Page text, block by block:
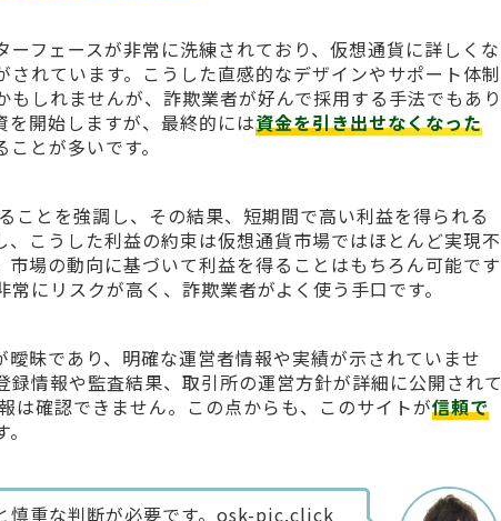
フェースが非常に洗練されており、仮想通貨に詳しくな
れています。こうした直感的なデザインやサポート体制
しれませんが、詐欺業者が好んで採用する手法でもあり
を開始しますが、最終的には資金を引き出せなくなった
とが多いです。
とを強調し、その結果、短期間で高い利益を得られる
こうした利益の約束は仮想通貨市場ではほとんど実現不
場の動向に基づいて利益を得ることはもちろん可能です
にリスクが高く、詐欺業者がよく使う手口です。
昧であり、明確な運営者情報や実績が示されていませ
情報や監査結果、取引所の運営方針が詳細に公開されて
確認できません。この点からも、このサイトが信頼で
慎重な判断が必要です。osk-pic.click